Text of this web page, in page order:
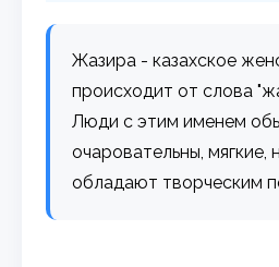
Жазира - казахское
происходит от слова
Люди с этим именем
очаровательны, мягкие,
обладают творческим